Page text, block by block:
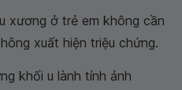
xương ở trẻ em không cần
xuất hiện triệu chứng.
khối u lành tính ảnh